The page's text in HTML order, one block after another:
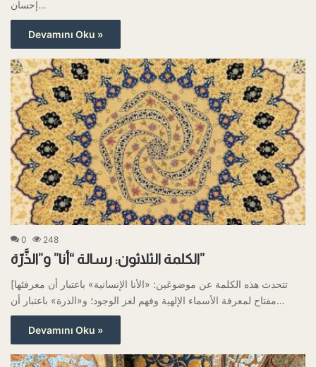
إحسان…
Devamını Oku »
0 248
الكلمة الثلاثون: رسالة “أنا” و”الذَّرّة”
[تتحدث هذه الكلمة عن موضوعَين: «الأنا الإنسانية» باعتبار أن معرفتَها
مفتاح لمعرفة الأسماء الإلهية وفهم لغز الوجود؛ و«الذرة» باعتبار أن…
Devamını Oku »